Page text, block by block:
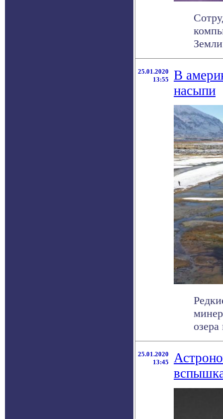
25.01.2020
13:55
В
насыпи
25.01.2020
13:45